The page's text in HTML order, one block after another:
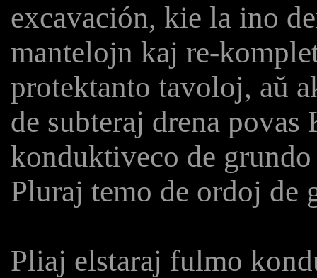
excavación, kie la ino
mantelojn kaj re-
protektanto tavoloj, aŭ
de subteraj drena
konduktiveco de
Pluraj temo de ordoj de
Pliaj elstaraj fulmo